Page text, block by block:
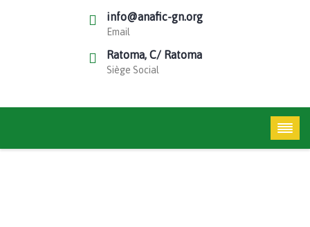
info@anafic-gn.org
Email
Ratoma, C/ Ratoma
Siège Social